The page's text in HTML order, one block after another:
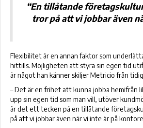
“En tillåtande
tror på att vi jobbar även
Flexibilitet är en annan faktor som
hittills. Möjligheten att styra sin egen tid
är något han känner skiljer Metricio från
– Det är en frihet att kunna jobba hemifrån
upp sin egen tid som man vill, utöver
är det ett tecken på en tillåtande
på att vi jobbar även när vi inte är på